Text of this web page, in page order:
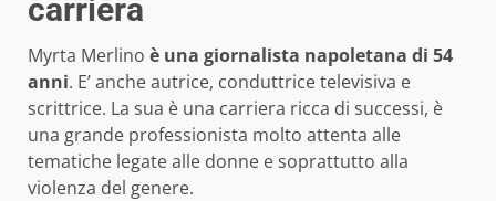
carriera
Myrta Merlino è una giornalista napoletana di 54
anni. E’ anche autrice, conduttrice televisiva e
scrittrice. La sua è una carriera ricca di successi, è
una grande professionista molto attenta alle
tematiche legate alle donne e soprattutto alla
violenza del genere.